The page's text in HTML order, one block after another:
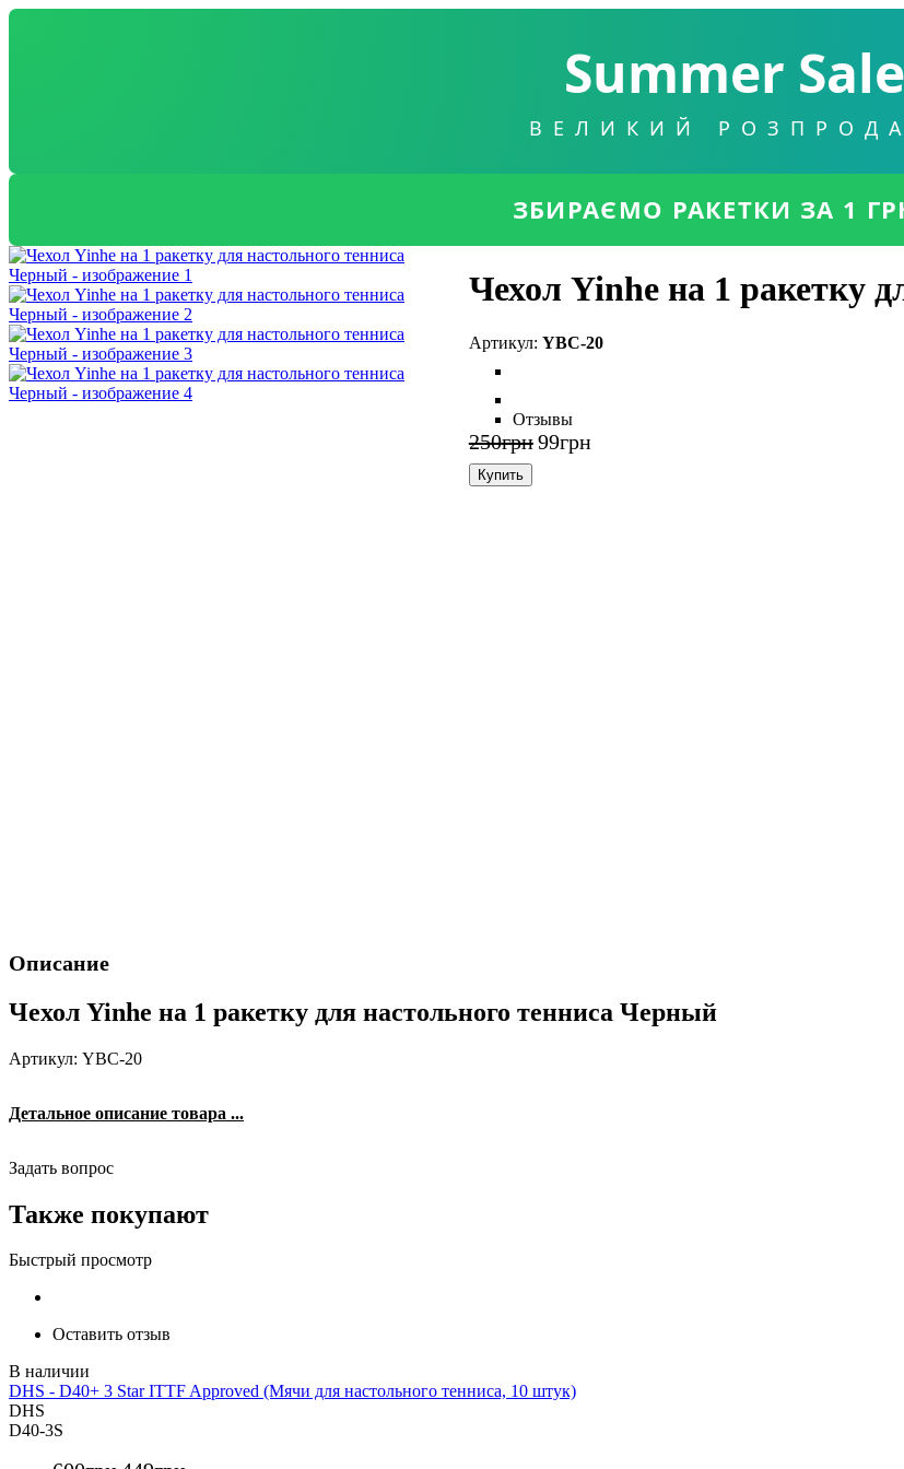
Summer Sale
ВЕЛИКИЙ
ЗБИРАЄМО РАКЕТКИ ЗА 1
Чехол Yinhe на 1 ракетку
YBC-20
Отзывы
250грн99грн
Купить
Описание
Чехол Yinhe на 1 ракетку для настольного тенниса Черный
Артикул: YBC-20
Детальное описание товара ...
Задать вопрос
Также покупают
Быстрый просмотр
Оставить отзыв
DHS - D40+ 3 Star ITTF Approved (Мячи для настольного тенниса, 10 штук)
DHS
D40-3S